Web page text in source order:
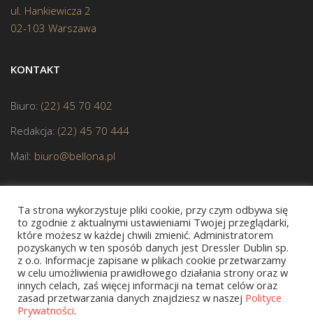
ul. Hankiewicza 2
02-103 Warszawa
KONTAKT
Biuro: (22) 45 70 402
Redakcja: (22) 45 70 444
Mail: biuro@bellona.pl
JESTEŚMY CZŁONKIEM POLSKIEJ IZBY KSIĄŻKI
Ta strona wykorzystuje pliki cookie, przy czym odbywa się
to zgodnie z aktualnymi ustawieniami Twojej przeglądarki,
które możesz w każdej chwili zmienić. Administratorem
pozyskanych w ten sposób danych jest Dressler Dublin sp.
z o.o. Informacje zapisane w plikach cookie przetwarzamy
w celu umożliwienia prawidłowego działania strony oraz w
innych celach, zaś więcej informacji na temat celów oraz
zasad przetwarzania danych znajdziesz w naszej Polityce
Prywatności.